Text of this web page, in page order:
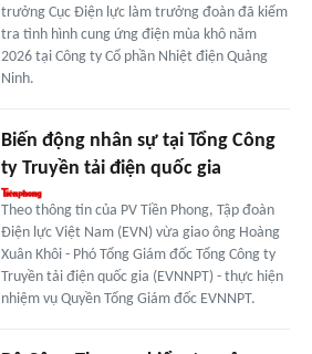
trưởng Cục Điện lực làm trưởng đoàn đã kiểm
tra tình hình cung ứng điện mùa khô năm
2026 tại Công ty Cổ phần Nhiệt điện Quảng
Ninh.
Biến động nhân sự tại Tổng Công
ty Truyền tải điện quốc gia
Theo thông tin của PV Tiền Phong, Tập đoàn
Điện lực Việt Nam (EVN) vừa giao ông Hoàng
Xuân Khôi - Phó Tổng Giám đốc Tổng Công ty
Truyền tải điện quốc gia (EVNNPT) - thực hiện
nhiệm vụ Quyền Tổng Giám đốc EVNNPT.